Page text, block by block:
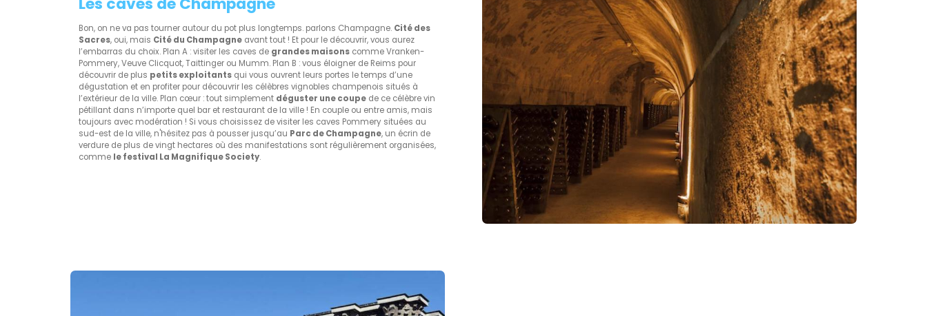
Bon, on ne va pas tourner autour du pot plus longtemps. parlons Champagne. Cité des
Sacres, oui, mais Cité du Champagne avant tout ! Et pour le découvrir, vous aurez
l’embarras du choix. Plan A : visiter les caves de grandes maisons comme Vranken-
Pommery, Veuve Clicquot, Taittinger ou Mumm. Plan B : vous éloigner de Reims pour
découvrir de plus petits exploitants qui vous ouvrent leurs portes le temps d’une
dégustation et en profiter pour découvrir les célèbres vignobles champenois situés à
l’extérieur de la ville. Plan cœur : tout simplement déguster une coupe de ce célèbre vin
pétillant dans n’importe quel bar et restaurant de la ville ! En couple ou entre amis, mais
toujours avec modération ! Si vous choisissez de visiter les caves Pommery situées au
sud-est de la ville, n'hésitez pas à pousser jusqu’au Parc de Champagne, un écrin de
verdure de plus de vingt hectares où des manifestations sont régulièrement organisées,
comme le festival La Magnifique Society.